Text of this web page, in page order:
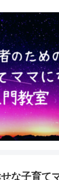
な子育て